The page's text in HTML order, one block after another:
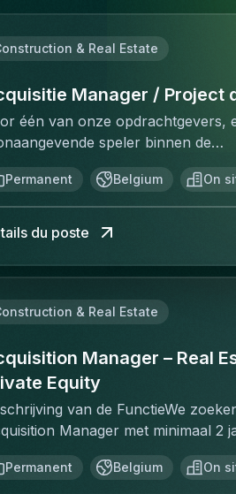
& Real Estate
Manager / Project
één van onze opdrachtgevers,
speler binnen de
zijn wij op
Investment Manager.In deze rol
voor het
en realiseren van nieuwe
acquisitieproces, van
Daarnaast draag je bij
groei van de
voor een ondernemende
sterke analytische vaardigheden,
netwerk binnen de
passie voor investeringen.Jouw
:Actief
investeringsopportuniteiten
Permanent Belgium On
du poste
& Real Estate
Manager – Real
Equity
van de FunctieWe
Manager met minimaal 2
ervaring in real estate
In deze rol ben
Permanent Belgium On